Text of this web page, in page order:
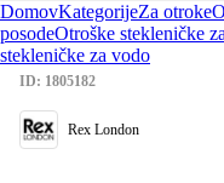
DomovKategorijeZa otroke
posodeOtroške stekleničke
stekleničke za vodo
ID: 1805182
Rex London